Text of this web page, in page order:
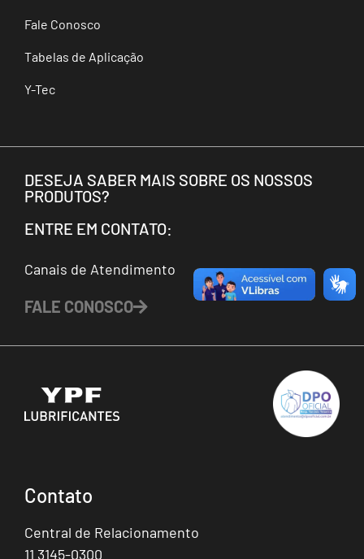
Fale Conosco
Tabelas de Aplicação
Y-Tec
DESEJA SABER MAIS SOBRE OS NOSSOS
PRODUTOS?
ENTRE EM CONTATO:
Canais de Atendimento
FALE CONOSCO
Contato
Central de Relacionamento
11 3145-0300